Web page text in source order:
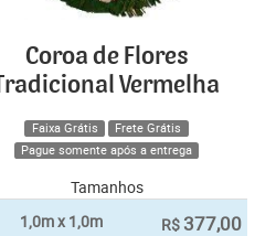
Coroa de Flores
Vermelha
Faixa Grátis
Frete Grátis
Pague somente após a entrega
Tamanhos
1,0m x 1,0m
R$ 377,00